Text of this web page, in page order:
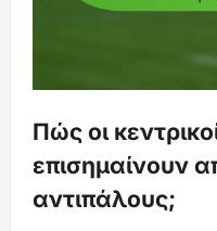
Πώς οι
επισημαίνουν
αντιπάλους;